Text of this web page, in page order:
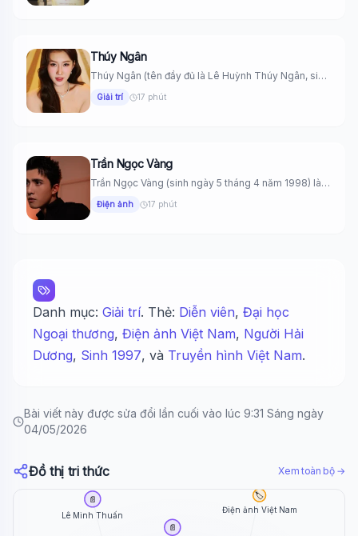
Thúy Ngân
Thúy Ngân (tên đầy đủ là Lê Huỳnh Thúy Ngân, sinh
Giải trí 17 phút
Trần Ngọc Vàng
Trần Ngọc Vàng (sinh ngày 5 tháng 4 năm 1998) là
Điện ảnh 17 phút
Danh mục: Giải trí. Thẻ: Diễn viên, Đại học
Ngoại thương, Điện ảnh Việt Nam, Người Hải
Dương, Sinh 1997, và Truyền hình Việt Nam.
Bài viết này được sửa đổi lần cuối vào lúc 9:31 Sáng ngày
04/05/2026
Đồ thị tri thức Xem toàn bộ →
📄
Lê Minh Thuấn
📄
Điện ảnh Việt Nam
🏷️